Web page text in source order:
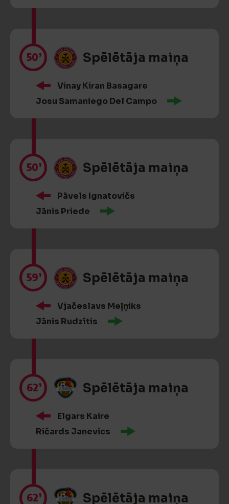
50’ Spēlētāja maiņa
Vinay Kiran Basagare
Josu Samaniego Del Campo
50’ Spēlētāja maiņa
Pāvels Ignatovičs
Jānis Priede
59’ Spēlētāja maiņa
Vjačeslavs Meļņiks
Jānis Rudzītis
62’ Spēlētāja maiņa
Elgars Kaire
Ričards Janevics
62’ Spēlētāja maiņa